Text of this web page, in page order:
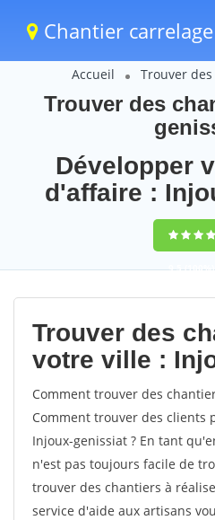
Chantier carrelage
Accueil Trouver
Trouver des
Développer
d'affaire :
9,5
votes
Trouver des
votre ville :
Comment trouver des
Comment trouver des clients
Injoux-genissiat ? En tant
n'est pas toujours facile de
trouver des chantiers à
service d'aide aux artisans